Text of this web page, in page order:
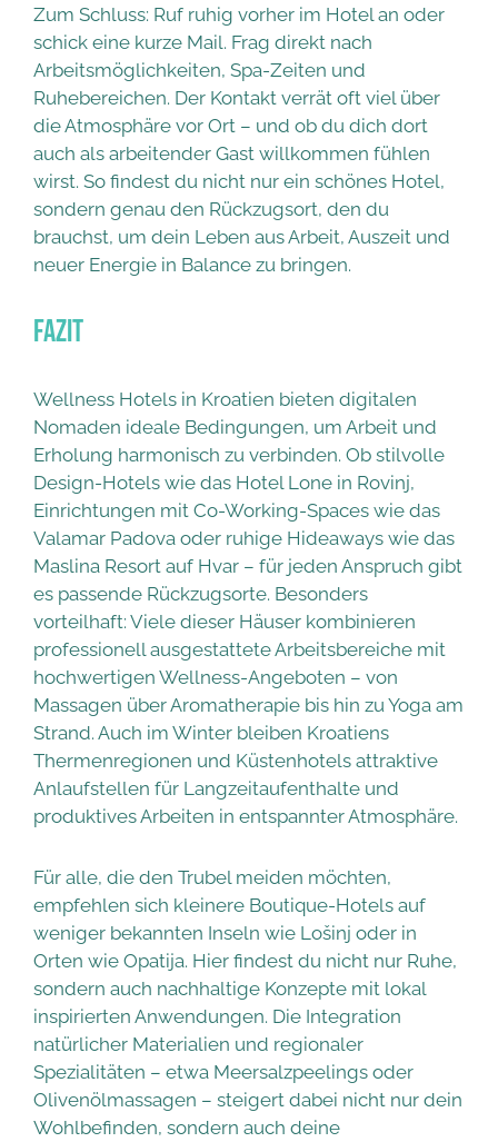
Zum Schluss: Ruf ruhig vorher im Hotel an oder
schick eine kurze Mail. Frag direkt nach
Arbeitsmöglichkeiten, Spa-Zeiten und
Ruhebereichen. Der Kontakt verrät oft viel über
die Atmosphäre vor Ort – und ob du dich dort
auch als arbeitender Gast willkommen fühlen
wirst. So findest du nicht nur ein schönes Hotel,
sondern genau den Rückzugsort, den du
brauchst, um dein Leben aus Arbeit, Auszeit und
neuer Energie in Balance zu bringen.
Fazit
Wellness Hotels in Kroatien bieten digitalen
Nomaden ideale Bedingungen, um Arbeit und
Erholung harmonisch zu verbinden. Ob stilvolle
Design-Hotels wie das Hotel Lone in Rovinj,
Einrichtungen mit Co-Working-Spaces wie das
Valamar Padova oder ruhige Hideaways wie das
Maslina Resort auf Hvar – für jeden Anspruch gibt
es passende Rückzugsorte. Besonders
vorteilhaft: Viele dieser Häuser kombinieren
professionell ausgestattete Arbeitsbereiche mit
hochwertigen Wellness-Angeboten – von
Massagen über Aromatherapie bis hin zu Yoga am
Strand. Auch im Winter bleiben Kroatiens
Thermenregionen und Küstenhotels attraktive
Anlaufstellen für Langzeitaufenthalte und
produktives Arbeiten in entspannter Atmosphäre.
Für alle, die den Trubel meiden möchten,
empfehlen sich kleinere Boutique-Hotels auf
weniger bekannten Inseln wie Lošinj oder in
Orten wie Opatija. Hier findest du nicht nur Ruhe,
sondern auch nachhaltige Konzepte mit lokal
inspirierten Anwendungen. Die Integration
natürlicher Materialien und regionaler
Spezialitäten – etwa Meersalzpeelings oder
Olivenölmassagen – steigert dabei nicht nur dein
Wohlbefinden, sondern auch deine